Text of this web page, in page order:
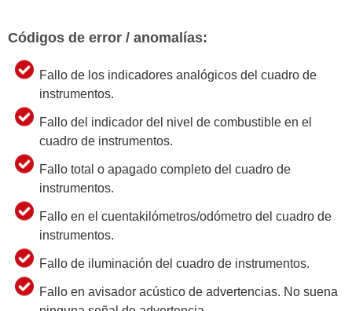
Códigos de error / anomalías:
Fallo de los indicadores analógicos del cuadro de
instrumentos.
Fallo del indicador del nivel de combustible en el
cuadro de instrumentos.
Fallo total o apagado completo del cuadro de
instrumentos.
Fallo en el cuentakilómetros/odómetro del cuadro de
instrumentos.
Fallo de iluminación del cuadro de instrumentos.
Fallo en avisador acústico de advertencias. No suena